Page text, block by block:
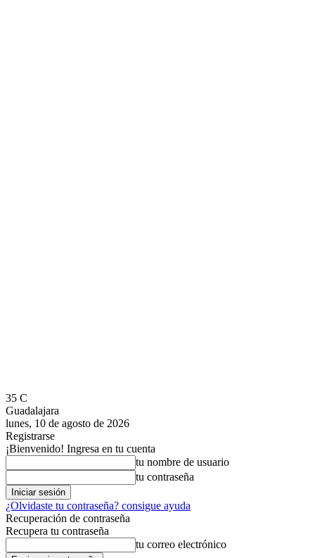
35 C
Guadalajara
lunes, 10 de agosto de 2026
Registrarse
¡Bienvenido! Ingresa en tu cuenta
tu nombre de usuario
tu contraseña
¿Olvidaste tu contraseña? consigue ayuda
Recuperación de contraseña
Recupera tu contraseña
tu correo electrónico